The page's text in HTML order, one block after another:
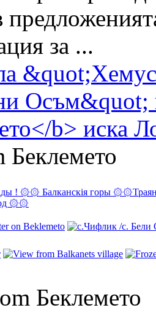
за ...
Беклемето
Беклемето